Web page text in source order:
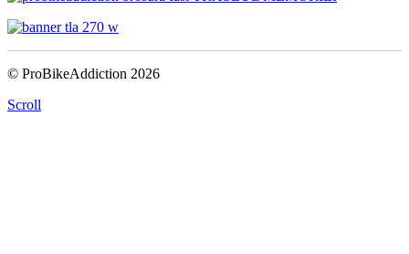
© ProBikeAddiction 2026
Scroll